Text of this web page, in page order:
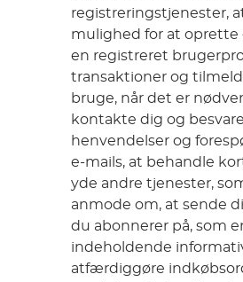
registreringstjenester,
mulighed for at oprette
en registreret
transaktioner og
bruge, når det er
kontakte dig og
henvendelser og
e-mails, at behandle
yde andre tjenester,
anmode om, at sende
du abonnerer på, som
indeholdende
atfærdiggøre